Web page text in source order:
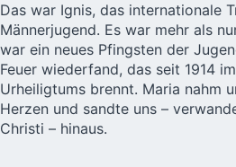
Das war Ignis, das internationale
Männerjugend. Es war mehr als
war ein neues Pfingsten der
Feuer wiederfand, das seit 1914
Urheiligtums brennt. Maria nahm
Herzen und sandte uns –
Christi – hinaus.